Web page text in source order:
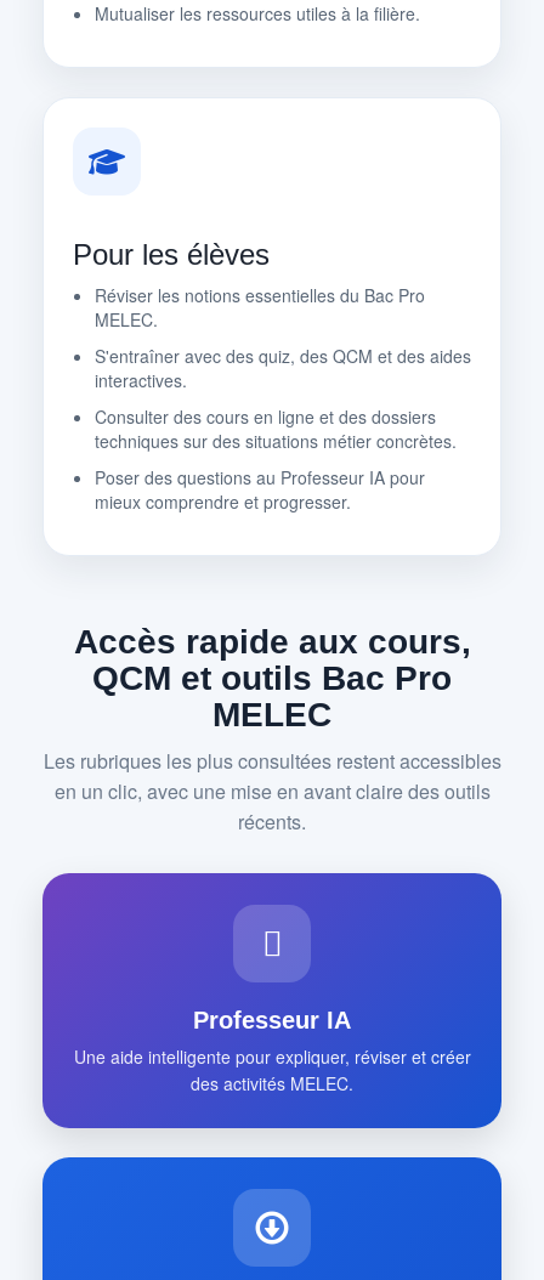
Mutualiser les ressources utiles à la filière.
Pour les élèves
Réviser les notions essentielles du Bac Pro
MELEC.
S'entraîner avec des quiz, des QCM et des aides
interactives.
Consulter des cours en ligne et des dossiers
techniques sur des situations métier concrètes.
Poser des questions au Professeur IA pour
mieux comprendre et progresser.
Accès rapide aux cours,
QCM et outils Bac Pro
MELEC
Les rubriques les plus consultées restent accessibles
en un clic, avec une mise en avant claire des outils
récents.
Professeur IA
Une aide intelligente pour expliquer, réviser et créer
des activités MELEC.